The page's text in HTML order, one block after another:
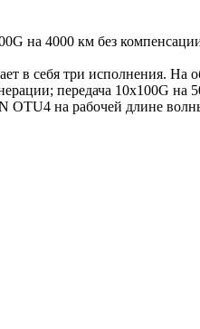
на 4000 км без
в себя три исполнения. На
передача 10х100G
OTU4 на рабочей длине